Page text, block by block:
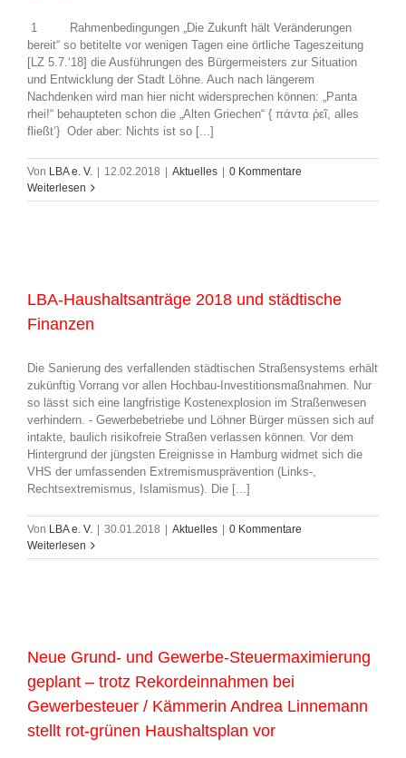
1 Rahmenbedingungen „Die Zukunft hält Veränderungen
bereit“ so betitelte vor wenigen Tagen eine örtliche Tageszeitung
[LZ 5.7.‘18] die Ausführungen des Bürgermeisters zur Situation
und Entwicklung der Stadt Löhne. Auch nach längerem
Nachdenken wird man hier nicht widersprechen können: „Panta
rhei!“ behaupteten schon die „Alten Griechen“ { πάντα ῥεῖ, alles
fließt‘} Oder aber: Nichts ist so [...]
Von LBA e. V. 12.02.2018 Aktuelles
0 Kommentare
Weiterlesen
LBA-Haushaltsanträge 2018 und städtische
Finanzen
Die Sanierung des verfallenden städtischen Straßensystems erhält
zukünftig Vorrang vor allen Hochbau-Investitionsmaßnahmen. Nur
so lässt sich eine langfristige Kostenexplosion im Straßenwesen
verhindern. - Gewerbebetriebe und Löhner Bürger müssen sich auf
intakte, baulich risikofreie Straßen verlassen können. Vor dem
Hintergrund der jüngsten Ereignisse in Hamburg widmet sich die
VHS der umfassenden Extremismusprävention (Links-,
Rechtsextremismus, Islamismus). Die [...]
Von LBA e. V. 30.01.2018 Aktuelles
0 Kommentare
Weiterlesen
Neue Grund- und Gewerbe-Steuermaximierung
geplant – trotz Rekordeinnahmen bei
Gewerbesteuer / Kämmerin Andrea Linnemann
stellt rot-grünen Haushaltsplan vor